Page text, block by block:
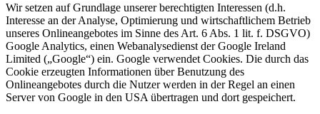
Wir setzen auf Grundlage unserer berechtigten Interessen (d.h.
Interesse an der Analyse, Optimierung und wirtschaftlichem Betrieb
unseres Onlineangebotes im Sinne des Art. 6 Abs. 1 lit. f. DSGVO)
Google Analytics, einen Webanalysedienst der Google Ireland
Limited („Google“) ein. Google verwendet Cookies. Die durch das
Cookie erzeugten Informationen über Benutzung des
Onlineangebotes durch die Nutzer werden in der Regel an einen
Server von Google in den USA übertragen und dort gespeichert.